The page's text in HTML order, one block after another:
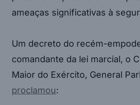
ameaças significativas à
Um decreto do recém-
comandante da lei marcial, o
Maior do Exército, General
proclamou: